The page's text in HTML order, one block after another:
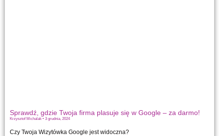
Sprawdź, gdzie Twoja firma plasuje się w Google – za darmo!
Krzysztof Michalak 3 grudnia, 2024
Czy Twoja Wizytówka Google jest widoczna?